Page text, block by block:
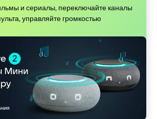
и сериалы, переключайте каналы
управляйте громкостью